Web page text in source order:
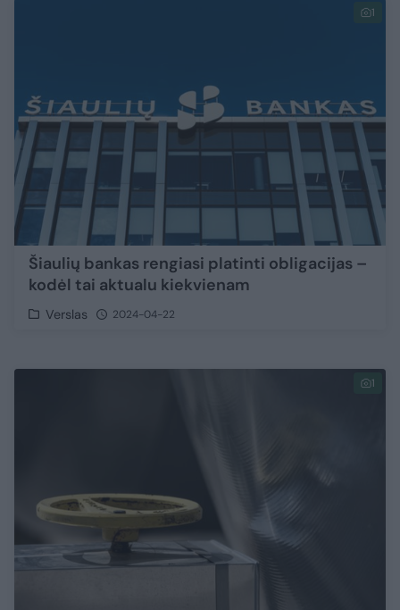
1
Šiaulių bankas rengiasi platinti obligacijas –
kodėl tai aktualu kiekvienam
Verslas 2024-04-22
1